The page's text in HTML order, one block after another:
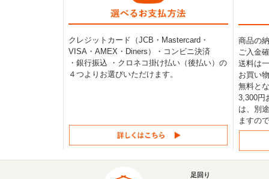
クレジットカード（JCB・Mastercard・
VISA・AMEX・Diners）・コンビニ決済
・銀行振込 ・クロネコ掛け払い（後払い）の
４つよりお選びいただけます。
商品の
ご入金
送料は
お買い
無料と
3,300円
は、別
ますの
足回り